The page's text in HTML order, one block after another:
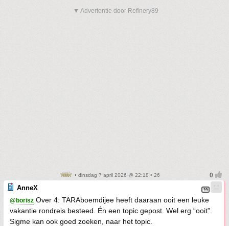
▼ Advertentie door Refinery89
• dinsdag 7 april 2026 @ 22:18 • 26
AnneX
@borisz Over 4: TARAboemdijee heeft daaraan ooit een leuke
vakantie rondreis besteed. Én een topic gepost. Wel erg “ooit”.
Sigme kan ook goed zoeken, naar het topic.